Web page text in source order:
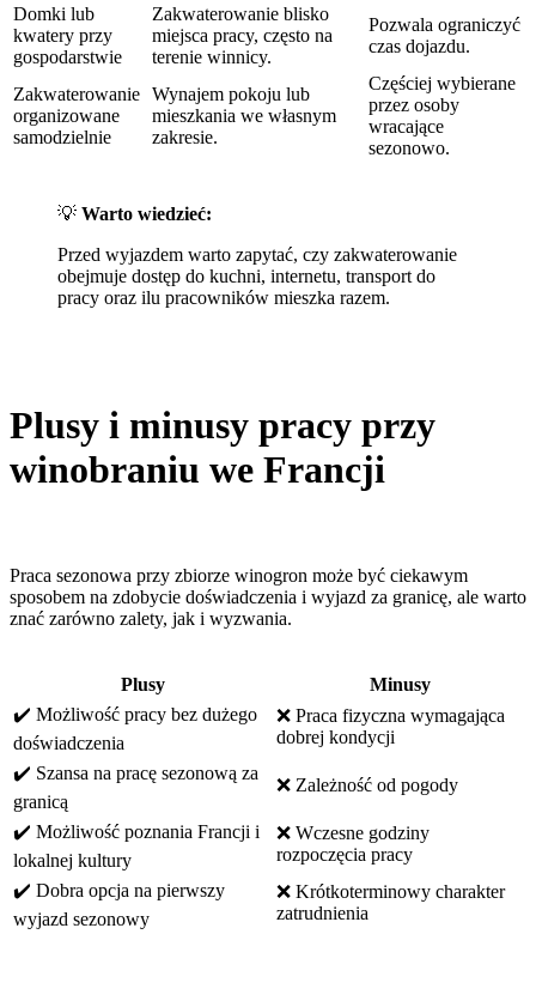
Domki lub
kwatery przy
gospodarstwie
Zakwaterowanie blisko
miejsca pracy, często na
terenie winnicy.
Pozwala ograniczyć
czas dojazdu.
Zakwaterowanie
organizowane
samodzielnie
Wynajem pokoju lub
mieszkania we własnym
zakresie.
Częściej wybierane
przez osoby
wracające
sezonowo.
💡 Warto wiedzieć:
Przed wyjazdem warto zapytać, czy zakwaterowanie
obejmuje dostęp do kuchni, internetu, transport do
pracy oraz ilu pracowników mieszka razem.
Plusy i minusy pracy przy
winobraniu we Francji
Praca sezonowa przy zbiorze winogron może być ciekawym
sposobem na zdobycie doświadczenia i wyjazd za granicę, ale warto
znać zarówno zalety, jak i wyzwania.
Plusy
Minusy
✔️ Możliwość pracy bez dużego
doświadczenia
❌ Praca fizyczna wymagająca
dobrej kondycji
✔️ Szansa na pracę sezonową za
granicą
❌ Zależność od pogody
✔️ Możliwość poznania Francji i
lokalnej kultury
❌ Wczesne godziny
rozpoczęcia pracy
✔️ Dobra opcja na pierwszy
wyjazd sezonowy
❌ Krótkoterminowy charakter
zatrudnienia